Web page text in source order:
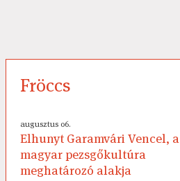
Fröccs
augusztus 06.
Elhunyt Garamvári Vencel, a
magyar pezsgőkultúra
meghatározó alakja